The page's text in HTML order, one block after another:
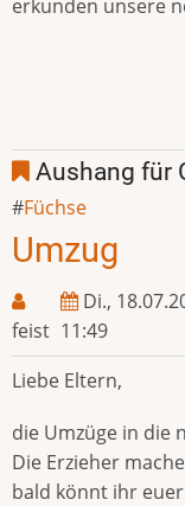
erkunden unsere
Aushang für
Füchse
Umzug
feist
Di.,
11:49
Liebe Eltern,
die Umzüge in die
Die Erzieher
bald könnt ihr